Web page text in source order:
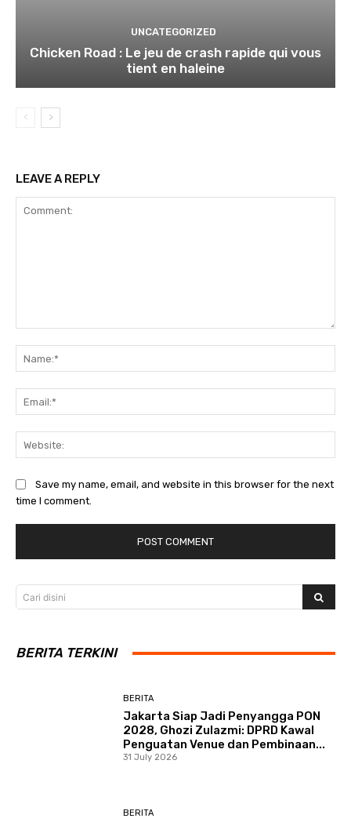
UNCATEGORIZED
Chicken Road : Le jeu de crash rapide qui vous
tient en haleine
LEAVE A REPLY
Save my name, email, and website in this browser for the next
time I comment.
Cari disini
BERITA TERKINI
BERITA
Jakarta Siap Jadi Penyangga PON
2028, Ghozi Zulazmi: DPRD Kawal
Penguatan Venue dan Pembinaan...
31 July 2026
BERITA